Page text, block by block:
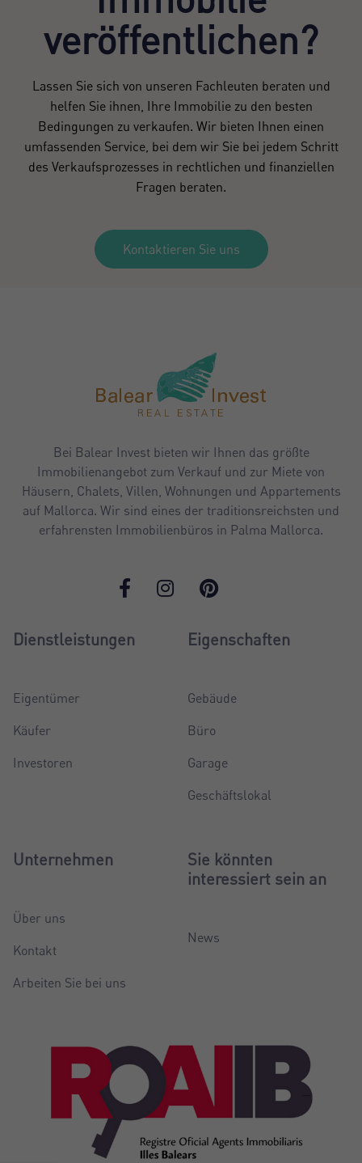
veröffentlichen?
Lassen Sie sich von unseren Fachleuten beraten und
helfen Sie ihnen, Ihre Immobilie zu den besten
Bedingungen zu verkaufen. Wir bieten Ihnen einen
umfassenden Service, bei dem wir Sie bei jedem Schritt
des Verkaufsprozesses in rechtlichen und finanziellen
Fragen beraten.
Kontaktieren Sie uns
Bei Balear Invest bieten wir Ihnen das größte
Immobilienangebot zum Verkauf und zur Miete von
Häusern, Chalets, Villen, Wohnungen und Appartements
auf Mallorca. Wir sind eines der traditionsreichsten und
erfahrensten Immobilienbüros in Palma Mallorca.
Dienstleistungen
Eigentümer
Käufer
Investoren
Eigenschaften
Gebäude
Büro
Garage
Geschäftslokal
Unternehmen
Über uns
Kontakt
Arbeiten Sie bei uns
Sie könnten
interessiert sein an
News